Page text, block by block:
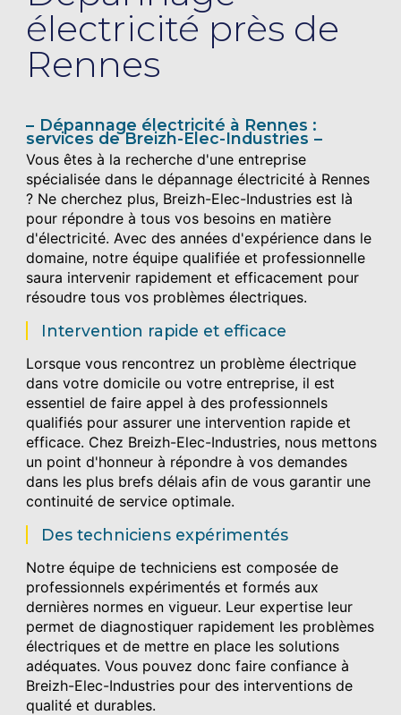
électricité près de
Rennes
Dépannage électricité à Rennes :
services de Breizh-Elec-Industries
Vous êtes à la recherche d'une entreprise
spécialisée dans le dépannage électricité à Rennes
? Ne cherchez plus, Breizh-Elec-Industries est là
pour répondre à tous vos besoins en matière
d'électricité. Avec des années d'expérience dans le
domaine, notre équipe qualifiée et professionnelle
saura intervenir rapidement et efficacement pour
résoudre tous vos problèmes électriques.
Intervention rapide et efficace
Lorsque vous rencontrez un problème électrique
dans votre domicile ou votre entreprise, il est
essentiel de faire appel à des professionnels
qualifiés pour assurer une intervention rapide et
efficace. Chez Breizh-Elec-Industries, nous mettons
un point d'honneur à répondre à vos demandes
dans les plus brefs délais afin de vous garantir une
continuité de service optimale.
Des techniciens expérimentés
Notre équipe de techniciens est composée de
professionnels expérimentés et formés aux
dernières normes en vigueur. Leur expertise leur
permet de diagnostiquer rapidement les problèmes
électriques et de mettre en place les solutions
adéquates. Vous pouvez donc faire confiance à
Breizh-Elec-Industries pour des interventions de
qualité et durables.